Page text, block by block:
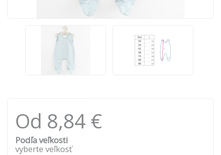
Od 8,84 €
Podľa veľkosti
vyberte veľkosť